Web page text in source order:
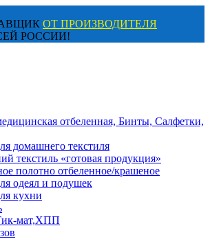
ОТ ПРОИЗВОДИТЕЛЯ
РОССИИ!
отбеленная, Бинты, Салфетки,
домашнего текстиля
текстиль «готовая продукция»
полотно отбеленное/крашеное
одеял и подушек
кухни
мат,ХПП